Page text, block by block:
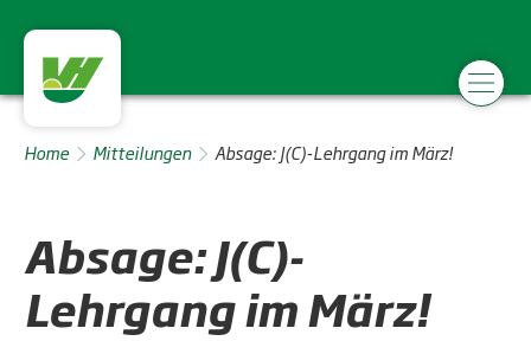
Home Mitteilungen Absage: J(C)-Lehrgang im März!
Absage: J(C)-
Lehrgang im März!